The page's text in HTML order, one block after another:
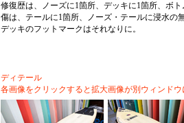
修復歴は、ノーズに1箇所、デッキに1箇所、ボ
傷は、テールに1箇所、ノーズ・テールに浸水の
デッキのフットマークはそれなりに。
ディテール
各画像をクリックすると拡大画像が別ウィンド